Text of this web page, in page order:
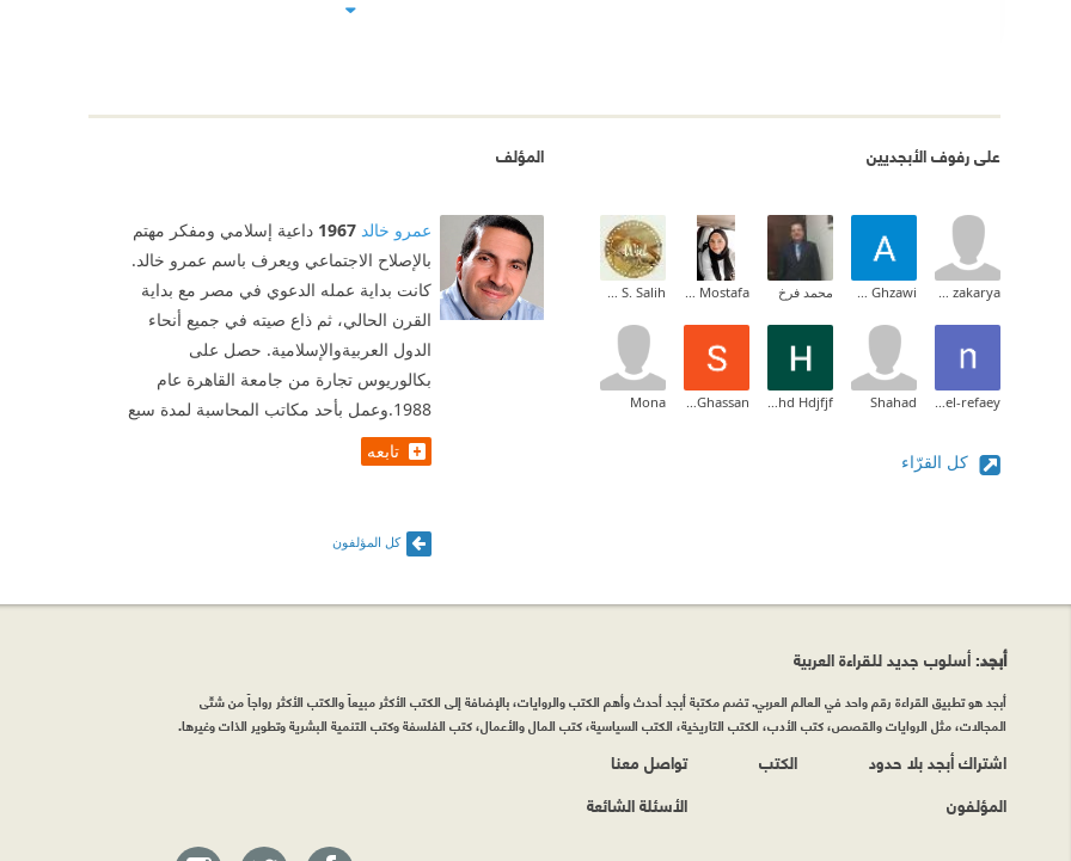
على رفوف الأبجديين
Asmaa zakarya
Asma Ghzawi محمد فرخ Lamis Mostafa
Wid S. Salih
nancy el-refaey
Shahad
Hdhd Hdjfjf
Sarah Ghassan
Mona
كل القرّاء
المؤلف
عمرو خالد 1967 داعية إسلامي ومفكر مهتم
بالإصلاح الاجتماعي ويعرف باسم عمرو خالد.
كانت بداية عمله الدعوي في مصر مع بداية
القرن الحالي، ثم ذاع صيته في جميع أنحاء
الدول العربيةوالإسلامية. حصل على
بكالوريوس تجارة من جامعة القاهرة عام
1988.وعمل بأحد مكاتب المحاسبة لمدة سبع
تابعه
كل المؤلفون
أبجد: أسلوب جديد للقراءة العربية
أبجد هو تطبيق القراءة رقم واحد في العالم العربي. تضم مكتبة أبجد أحدث وأهم الكتب والروايات، بالإضافة إلى الكتب الأكثر مبيعاً والكتب الأكثر رواجاً من شتّى
المجالات، مثل الروايات والقصص، كتب الأدب، الكتب التاريخية، الكتب السياسية، كتب المال والأعمال، كتب الفلسفة وكتب التنمية البشرية وتطوير الذات وغيرها.
اشتراك أبجد بلا حدود
المؤلفون
الكتب
تواصل معنا
الأسئلة الشائعة